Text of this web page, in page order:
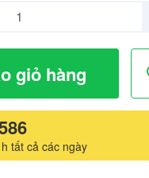
Công dụng của ‘SYSTANE
mắt. Cách dùng Lắc kỹ
đầu ra sau. Đặt
mí mắt xuống dưới đến
vào đó một hay
ống nhỏ giọt chạm vào mắt.
giỏ hàng
tất cả các ngày